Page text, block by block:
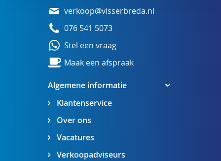
Algemene informatie
Klantenservice
Over ons
Vacatures
Verkoopadviseurs
verkoop@visserbreda.nl
076 541 5073
Stel een vraag
Maak een afspraak